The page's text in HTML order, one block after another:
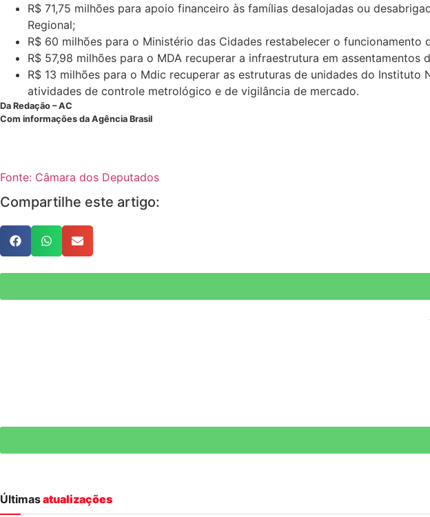
R$ 71,75 milhões para apoio financeiro às famílias desalojadas ou
Regional;
R$ 60 milhões para o Ministério das Cidades restabelecer o funcionamento
R$ 57,98 milhões para o MDA recuperar a infraestrutura em assentamentos
R$ 13 milhões para o Mdic recuperar as estruturas de unidades do
atividades de controle metrológico e de vigilância de mercado.
Da Redação – AC
Com informações da Agência Brasil
Fonte: Câmara dos Deputados
Compartilhe este artigo:
Últimasatualizações